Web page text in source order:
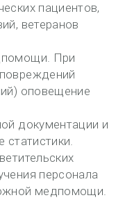
пациентов,
ветеранов
При
оповещение
документации и
статистики.
персонала
медпомощи.